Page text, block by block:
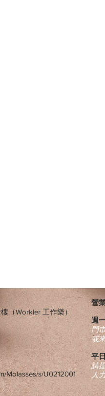
（Workler 工作樂）
Molasses/s/U0212001
營
週
門
或
平
請
人